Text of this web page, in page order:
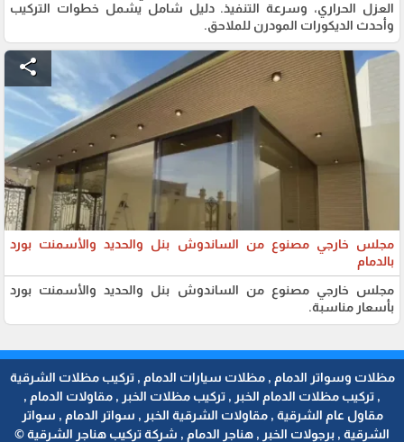
العزل الحراري، وسرعة التنفيذ. دليل شامل يشمل خطوات التركيب
وأحدث الديكورات المودرن للملاحق.
share
مجلس خارجي مصنوع من الساندوش بنل والحديد والأسمنت بورد
بالدمام
مجلس خارجي مصنوع من الساندوش بنل والحديد والأسمنت بورد
بأسعار مناسبة.
مظلات وسواتر الدمام , مظلات سيارات الدمام , تركيب مظلات الشرقية
, تركيب مظلات الدمام الخبر , تركيب مظلات الخبر , مقاولات الدمام ,
مقاول عام الشرقية , مقاولات الشرقية الخبر , سواتر الدمام , سواتر
الشرقية , برجولات الخبر , هناجر الدمام , شركة تركيب هناجر الشرقية ©